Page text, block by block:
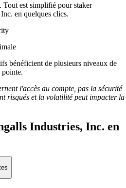
est simplifié pour staker
en quelques clics.
bénéficient de plusieurs niveaux de
pointe.
l'accès au compte, pas la sécurité
risqués et la volatilité peut impacter la
Industries, Inc. en